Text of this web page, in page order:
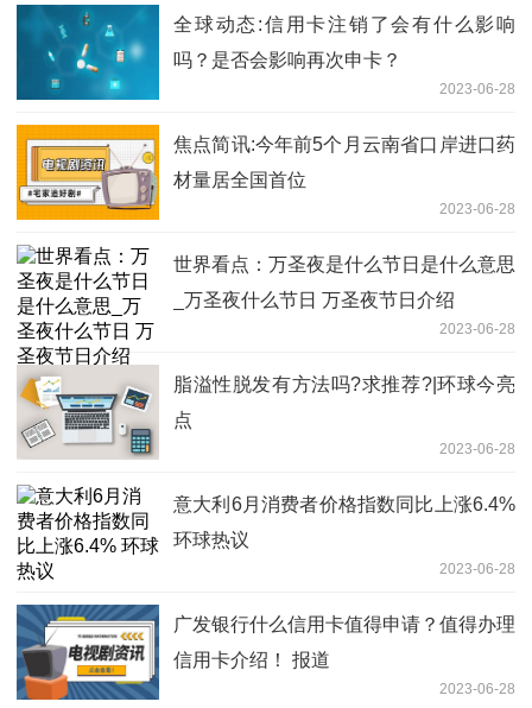
全球动态:信用卡注销了会有什么影响
吗？是否会影响再次申卡？
2023-06-28
焦点简讯:今年前5个月云南省口岸进口药
材量居全国首位
2023-06-28
世界看点：万圣夜是什么节日是什么意思
_万圣夜什么节日 万圣夜节日介绍
2023-06-28
脂溢性脱发有方法吗?求推荐?|环球今亮
点
2023-06-28
意大利6月消费者价格指数同比上涨6.4%
环球热议
2023-06-28
广发银行什么信用卡值得申请？值得办理
信用卡介绍！ 报道
2023-06-28